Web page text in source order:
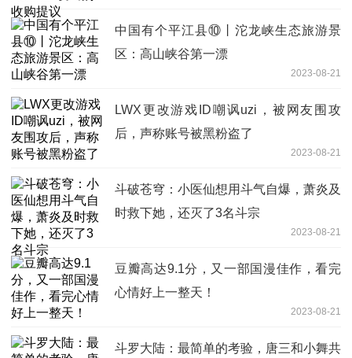
中国有个平江县⑩丨沱龙峡生态旅游景
区：高山峡谷第一漂
2023-08-21
LWX更改游戏ID嘲讽uzi，被网友围攻
后，声称账号被黑粉盗了
2023-08-21
斗破苍穹：小医仙想用斗气自爆，萧炎及
时救下她，还灭了3名斗宗
2023-08-21
豆瓣高达9.1分，又一部国漫佳作，看完
心情好上一整天！
2023-08-21
斗罗大陆：最简单的考验，唐三和小舞共